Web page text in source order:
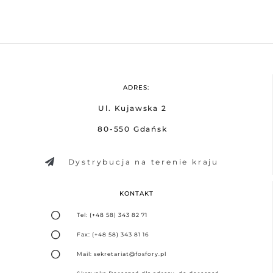
ADRES:
Ul. Kujawska 2
80-550 Gdańsk
Dystrybucja na terenie kraju
KONTAKT
Tel: (+48 58) 343 82 71
Fax: (+48 58) 343 81 16
Mail: sekretariat@fosfory.pl